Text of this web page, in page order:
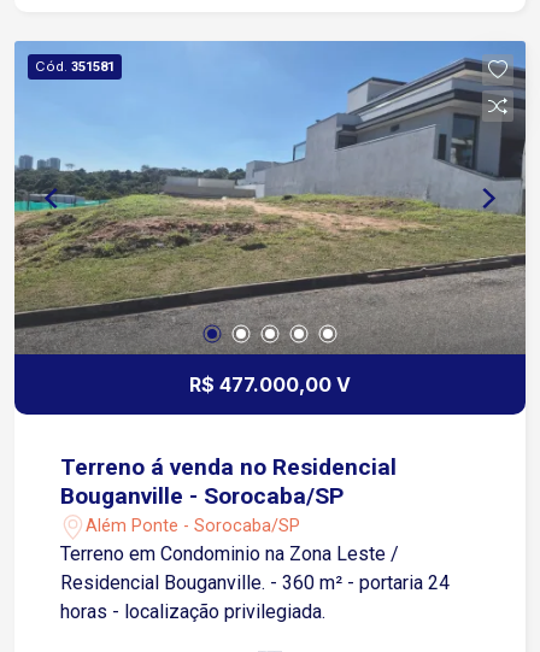
Cód. 351581
R$ 477.000,00 V
Terreno á venda no Residencial
Bouganville - Sorocaba/SP
Além Ponte - Sorocaba/SP
Terreno em Condominio na Zona Leste /
Residencial Bouganville. - 360 m² - portaria 24
horas - localização privilegiada.